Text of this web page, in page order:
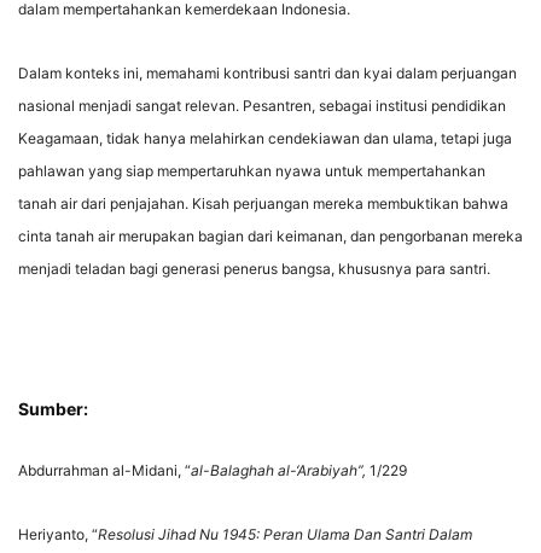
dalam mempertahankan kemerdekaan Indonesia.
Dalam konteks ini, memahami kontribusi santri dan kyai dalam perjuangan
nasional menjadi sangat relevan. Pesantren, sebagai institusi pendidikan
Keagamaan, tidak hanya melahirkan cendekiawan dan ulama, tetapi juga
pahlawan yang siap mempertaruhkan nyawa untuk mempertahankan
tanah air dari penjajahan. Kisah perjuangan mereka membuktikan bahwa
cinta tanah air merupakan bagian dari keimanan, dan pengorbanan mereka
menjadi teladan bagi generasi penerus bangsa, khususnya para santri.
Sumber:
Abdurrahman al-Midani, “al-Balaghah al-‘Arabiyah”, 1/229
Heriyanto, “Resolusi Jihad Nu 1945: Peran Ulama Dan Santri Dalam